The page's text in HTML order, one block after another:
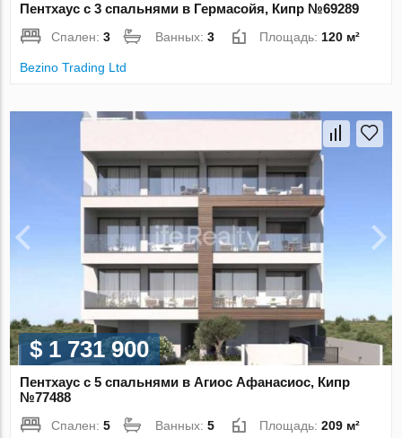
Пентхаус с 3 спальнями в Гермасойя, Кипр №69289
Спален:3 Ванных:3 Площадь: 120 м²
Bezino Trading Ltd
$ 1 731 900
Пентхаус с 5 спальнями в Агиос Афанасиос, Кипр
№77488
Спален:5 Ванных:5 Площадь:209 м²